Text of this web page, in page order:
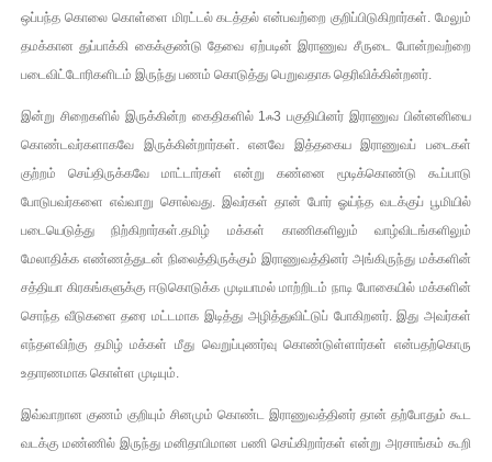
ஒப்பந்த கொலை கொள்ளை மிரட்டல் கடத்தல் என்பவற்றை குறிப்பிடுகிறார்கள். மேலும்
தமக்கான துப்பாக்கி கைக்குண்டு தேவை ஏற்படின் இராணுவ சீருடை போன்றவற்றை
படைவிட்டோரிகளிடம் இருந்து பணம் கொடுத்து பெறுவதாக தெரிவிக்கின்றனர்.
இன்று சிறைகளில் இருக்கின்ற கைதிகளில் 1ஃ3 பகுதியினர் இராணுவ பின்னனியை
கொண்டவர்களாகவே இருக்கின்றார்கள். எனவே இத்தகைய இராணுவப் படைகள்
குற்றம் செய்திருக்கவே மாட்டார்கள் என்று கண்னை மூடிக்கொண்டு கூப்பாடு
போடுபவர்களை எவ்வாறு சொல்வது. இவர்கள் தான் போர் ஓய்ந்த வடக்குப் பூமியில்
படையெடுத்து நிற்கிறார்கள்.தமிழ் மக்கள் காணிகளிலும் வாழ்விடங்களிலும்
மேலாதிக்க எண்ணத்துடன் நிலைத்திருக்கும் இராணுவத்தினர் அங்கிருந்து மக்களின்
சத்தியா கிரகங்களுக்கு ஈடுகொடுக்க முடியாமல் மாற்றிடம் நாடி போகையில் மக்களின்
சொந்த வீடுகளை தரை மட்டமாக இடித்து அழித்துவிட்டுப் போகிறனர். இது அவர்கள்
எந்தளவிற்கு தமிழ் மக்கள் மீது வெறுப்புணர்வு கொண்டுள்ளார்கள் என்பதற்கொரு
உதாரணமாக கொள்ள முடியும்.
இவ்வாறான குணம் குறியும் சினமும் கொண்ட இராணுவத்தினர் தான் தற்போதும் கூட
வடக்கு மண்ணில் இருந்து மனிதாபிமான பணி செய்கிறார்கள் என்று அரசாங்கம் கூறி